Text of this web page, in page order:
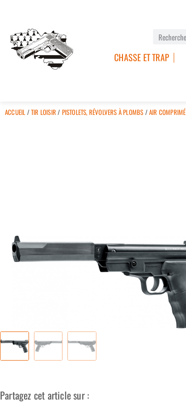
CHASSE ET TRAP
ACCUEIL /TIR LOISIR / PISTOLETS, RÉVOLVERS À PLOMBS /AIR COMPRIMÉ
Partagez cet article sur :